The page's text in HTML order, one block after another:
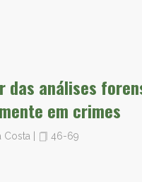
análises
em crimes
Costa 46-69